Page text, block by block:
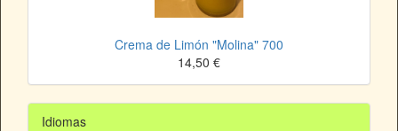
Crema de Limón "Molina" 700
14,50 €
Idiomas